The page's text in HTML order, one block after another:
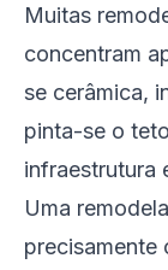
Muitas
concentram
se cerâmica,
pinta-se o
infraestrutura
Uma
precisamente